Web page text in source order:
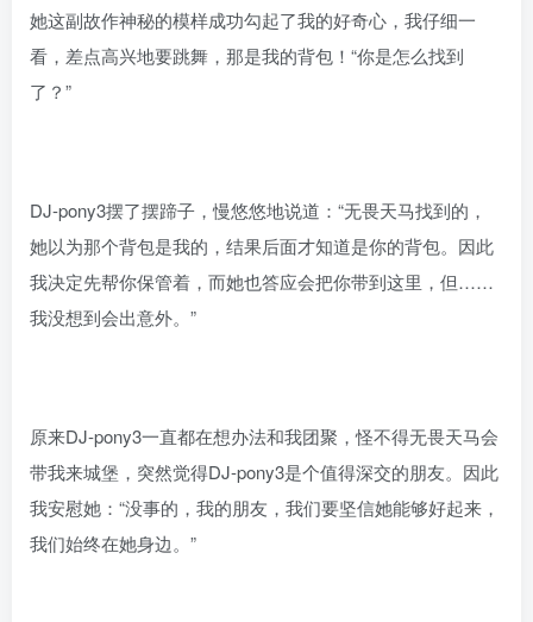
她这副故作神秘的模样成功勾起了我的好奇心，我仔细一
看，差点高兴地要跳舞，那是我的背包！“你是怎么找到
了？”
DJ-pony3摆了摆蹄子，慢悠悠地说道：“无畏天马找到的，
她以为那个背包是我的，结果后面才知道是你的背包。因此
我决定先帮你保管着，而她也答应会把你带到这里，但……
我没想到会出意外。”
原来DJ-pony3一直都在想办法和我团聚，怪不得无畏天马会
带我来城堡，突然觉得DJ-pony3是个值得深交的朋友。因此
我安慰她：“没事的，我的朋友，我们要坚信她能够好起来，
我们始终在她身边。”